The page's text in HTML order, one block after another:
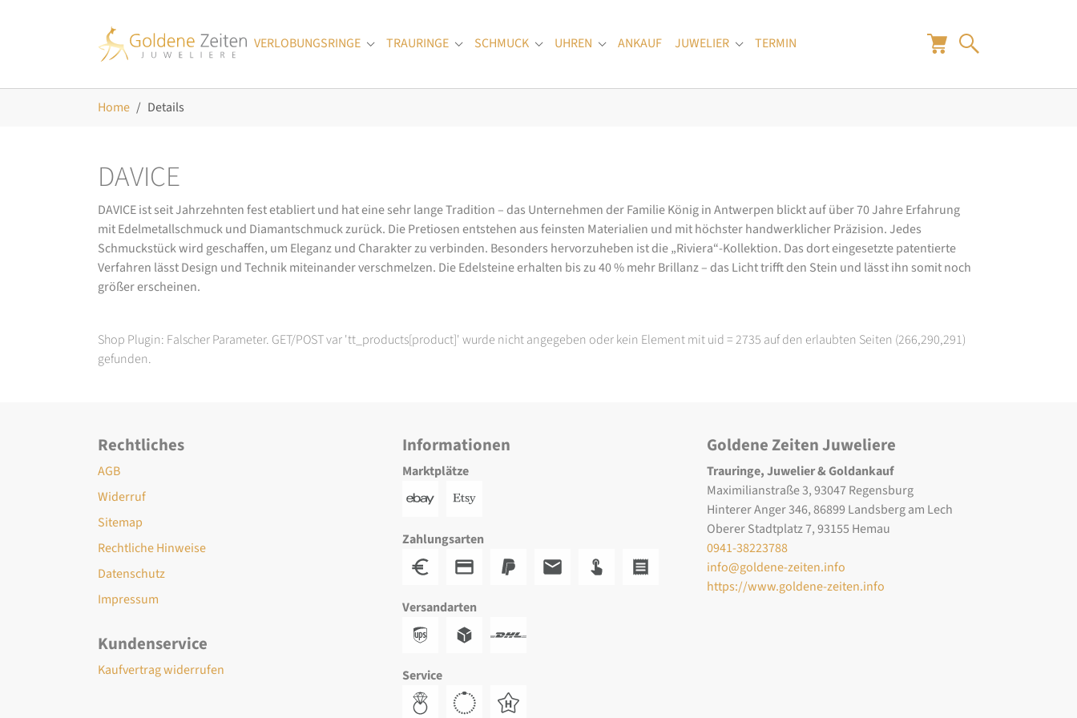
VERLOBUNGSRINGE
Submenu for "Verlobungsringe"
TRAURINGE Submenu for "Trauringe"
SCHMUCK Submenu for "Schmuck"
UHREN Submenu for "Uhren"
ANKAUF JUWELIER Submenu for "Juwelier"
TERMIN
Home Details
DAVICE
DAVICE ist seit Jahrzehnten fest etabliert und hat eine sehr lange Tradition – das Unternehmen der Familie König in Antwerpen blickt auf über 70 Jahre Erfahrung
mit Edelmetallschmuck und Diamantschmuck zurück. Die Pretiosen entstehen aus feinsten Materialien und mit höchster handwerklicher Präzision. Jedes
Schmuckstück wird geschaffen, um Eleganz und Charakter zu verbinden. Besonders hervorzuheben ist die „Riviera“-Kollektion. Das dort eingesetzte patentierte
Verfahren lässt Design und Technik miteinander verschmelzen. Die Edelsteine erhalten bis zu 40 % mehr Brillanz – das Licht trifft den Stein und lässt ihn somit noch
größer erscheinen.
Shop Plugin: Falscher Parameter. GET/POST var 'tt_products[product]' wurde nicht angegeben oder kein Element mit uid = 2735 auf den erlaubten Seiten (266,290,291)
gefunden.
Rechtliches
AGB
Widerruf
Sitemap
Rechtliche Hinweise
Datenschutz
Impressum
Kundenservice
Kaufvertrag widerrufen
Informationen
Marktplätze
Zahlungsarten
Versandarten
Service
Goldene Zeiten Juweliere
Trauringe, Juwelier & Goldankauf
Maximilianstraße 3, 93047 Regensburg
Hinterer Anger 346, 86899 Landsberg am Lech
Oberer Stadtplatz 7, 93155 Hemau
0941-38223788
info@goldene-zeiten.info
https://www.goldene-zeiten.info